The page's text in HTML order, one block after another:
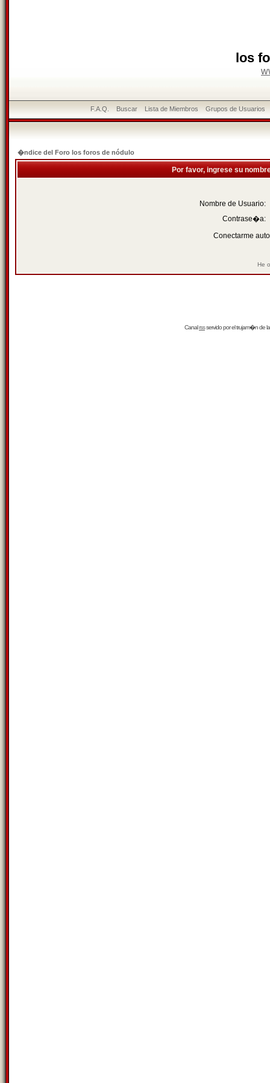
los
F.A.Q. Buscar Lista de Miembros Grupos de Usuarios
�ndice del Foro los foros de nódulo
Por favor, ingrese su
Nombre de Usuario:
Contrase�a:
Conectarme
He
Canalrssservido por eltrujam�nde